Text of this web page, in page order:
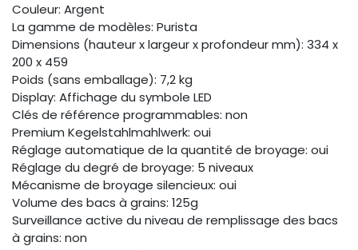
Couleur: Argent
La gamme de modèles: Purista
Dimensions (hauteur x largeur x profondeur mm): 334 x
200 x 459
Poids (sans emballage): 7,2 kg
Display: Affichage du symbole LED
Clés de référence programmables: non
Premium Kegelstahlmahlwerk: oui
Réglage automatique de la quantité de broyage: oui
Réglage du degré de broyage: 5 niveaux
Mécanisme de broyage silencieux: oui
Volume des bacs à grains: 125g
Surveillance active du niveau de remplissage des bacs
à grains: non